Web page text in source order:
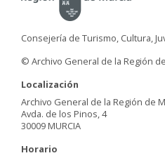
Consejería de Turismo, Cultura,
© Archivo General de la Región
Localización
Archivo General de la Región de
Avda. de los Pinos, 4
30009 MURCIA
Horario